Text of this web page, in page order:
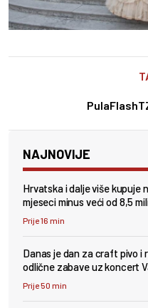
PulaFlash
NAJNOVIJE
Hrvatska i dalje više kupuje
mjeseci minus veći od 8,5
Prije 16 min
Danas je dan za craft pivo i
odlične zabave uz koncert
Prije 50 min